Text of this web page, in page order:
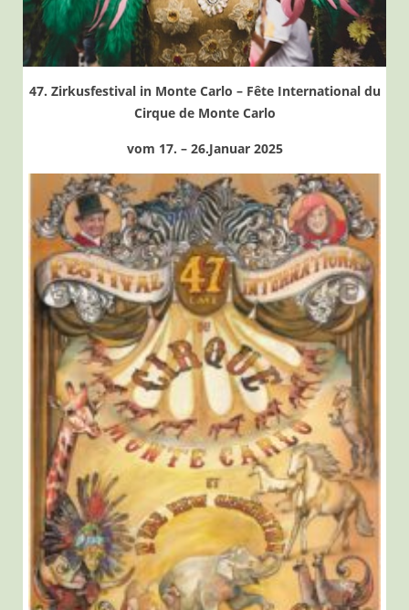
47. Zirkusfestival in Monte Carlo – Fête International du
Cirque de Monte Carlo
vom 17. – 26.Januar 2025